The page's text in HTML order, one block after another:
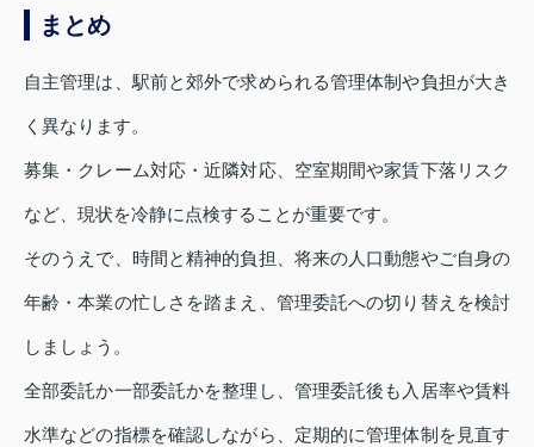
まとめ
自主管理は、駅前と郊外で求められる管理体制や負担が大き
く異なります。
募集・クレーム対応・近隣対応、空室期間や家賃下落リスク
など、現状を冷静に点検することが重要です。
そのうえで、時間と精神的負担、将来の人口動態やご自身の
年齢・本業の忙しさを踏まえ、管理委託への切り替えを検討
しましょう。
全部委託か一部委託かを整理し、管理委託後も入居率や賃料
水準などの指標を確認しながら、定期的に管理体制を見直す